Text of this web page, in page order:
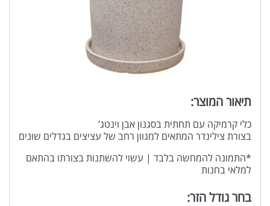
תיאור המוצר:
כלי קרמיקה עם תחתית בסגנון אבן וינטג’
בצורת צילינדר המתאים למגוון רחב של עציצים בגדלים שונים
*התמונה להמחשה בלבד | עשוי להשתנות בצורתו בהתאם
למלאי בחנות
בחר גודל הזר: